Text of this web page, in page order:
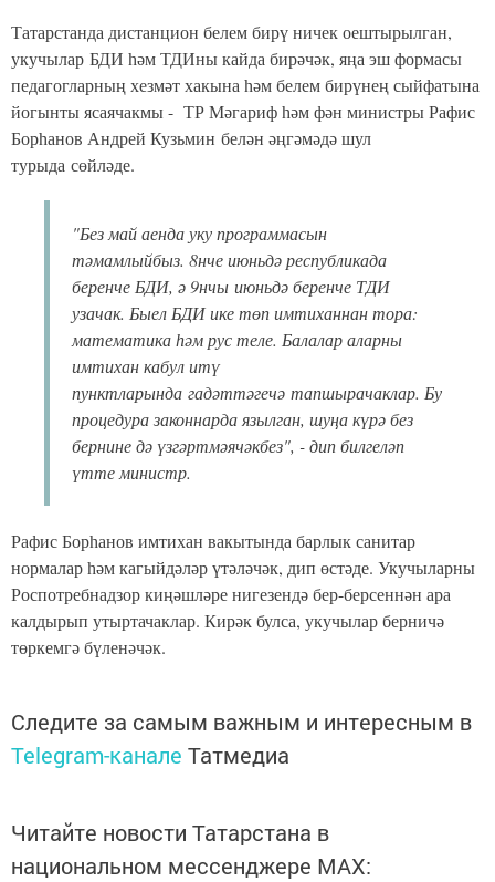
Татарстанда дистанцион белем бирү ничек оештырылган,
укучылар БДИ һәм ТДИны кайда бирәчәк, яңа эш формасы
педагогларның хезмәт хакына һәм белем бирүнең сыйфатына
йогынты ясаячакмы - ТР Мәгариф һәм фән министры Рафис
Борһанов Андрей Кузьмин белән әңгәмәдә шул
турыда сөйләде.
"Без май аенда уку программасын
тәмамлыйбыз. 8нче июньдә республикада
беренче БДИ, ә 9нчы июньдә беренче ТДИ
узачак. Быел БДИ ике төп имтиханнан тора:
математика һәм рус теле. Балалар аларны
имтихан кабул итү
пунктларында гадәттәгечә тапшырачаклар. Бу
процедура законнарда язылган, шуңа күрә без
бернине дә үзгәртмәячәкбез", - дип билгеләп
үтте министр.
Рафис Борһанов имтихан вакытында барлык санитар
нормалар һәм кагыйдәләр үтәләчәк, дип өстәде. Укучыларны
Роспотребнадзор киңәшләре нигезендә бер-берсеннән ара
калдырып утыртачаклар. Кирәк булса, укучылар берничә
төркемгә бүленәчәк.
Следите за самым важным и интересным в
Telegram-канале Татмедиа
Читайте новости Татарстана в
национальном мессенджере MАХ: